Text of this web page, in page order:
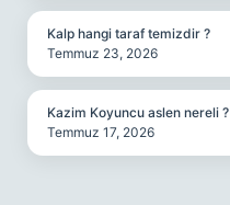
Kalp hangi taraf temizdir ?
Temmuz 23, 2026
Kazim Koyuncu aslen nereli ?
Temmuz 17, 2026